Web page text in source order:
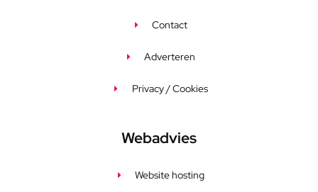
Contact
Adverteren
Privacy / Cookies
Webadvies
Website hosting